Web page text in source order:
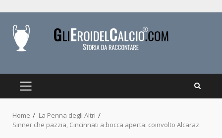
content
PRIMARY
Home
La Penna degli Altri
Sinner che pazzia, Cincinnati a bocca aperta: coinvolto Alcaraz